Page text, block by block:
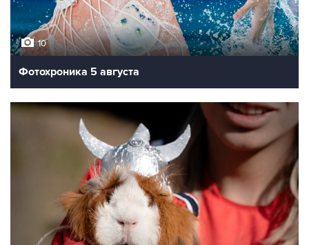
10
Фотохроника 5 августа